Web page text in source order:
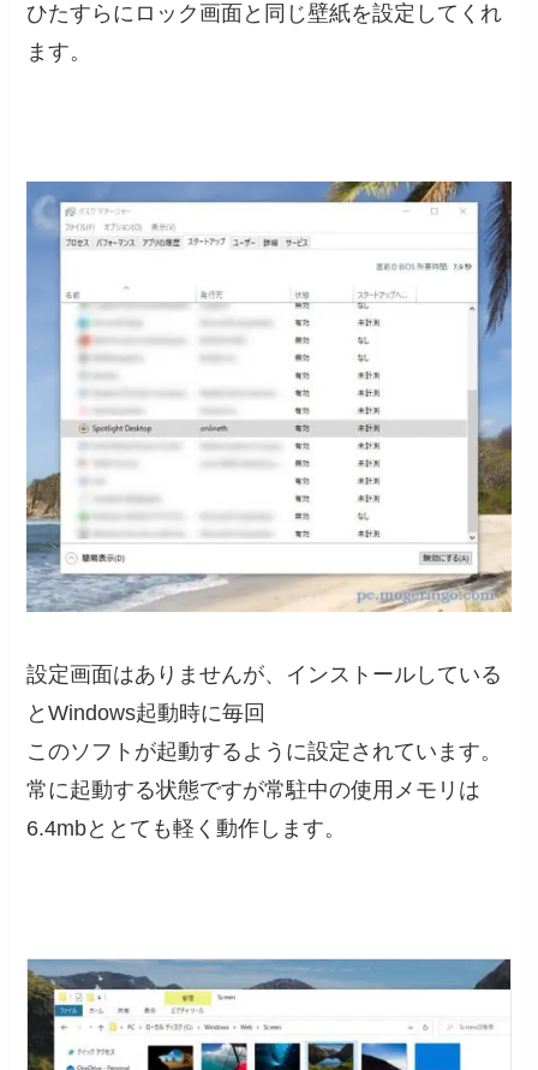
ひたすらにロック画面と同じ壁紙を設定してくれ
ます。
設定画面はありませんが、インストールしている
とWindows起動時に毎回
このソフトが起動するように設定されています。
常に起動する状態ですが常駐中の使用メモリは
6.4mbととても軽く動作します。